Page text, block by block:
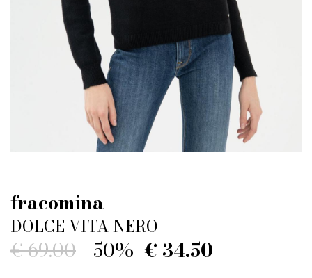
fracomina
DOLCE VITA NERO
€ 69.00 -50% € 34.50